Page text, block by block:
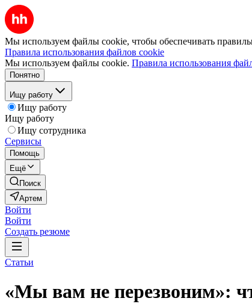
Мы используем файлы cookie, чтобы обеспечивать
Правила использования файлов cookie
Мы используем файлы cookie. Правила использования
Понятно
Ищу работу
Ищу работу
Ищу работу
Ищу сотрудника
Сервисы
Помощь
Ещё
Поиск
Артем
Войти
Войти
Создать резюме
Статьи
«Мы вам не перезвоним»: